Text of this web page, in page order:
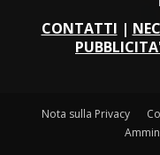
CONTATTI |
Nota sulla Privacy